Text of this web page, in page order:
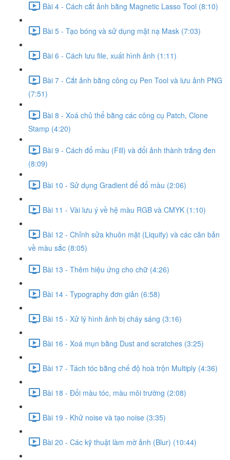
Bài 4 - Cách cắt ảnh bằng Magnetic Lasso Tool (8:10)
Bài 5 - Tạo bóng và sử dụng mặt nạ Mask (7:03)
Bài 6 - Cách lưu file, xuất hình ảnh (1:11)
Bài 7 - Cắt ảnh bằng công cụ Pen Tool và lưu ảnh PNG
(7:51)
Bài 8 - Xoá chủ thể bằng các công cụ Patch, Clone
Stamp (4:20)
Bài 9 - Cách đổ màu (Fill) và đổi ảnh thành trắng đen
(8:09)
Bài 10 - Sử dụng Gradient để đổ màu (2:06)
Bài 11 - Vài lưu ý về hệ màu RGB và CMYK (1:10)
Bài 12 - Chỉnh sửa khuôn mặt (Liquify) và các căn bản
về màu sắc (8:05)
Bài 13 - Thêm hiệu ứng cho chữ (4:26)
Bài 14 - Typography đơn giản (6:58)
Bài 15 - Xử lý hình ảnh bị cháy sáng (3:16)
Bài 16 - Xoá mụn bằng Dust and scratches (3:25)
Bài 17 - Tách tóc bằng chế độ hoà trộn Multiply (4:36)
Bài 18 - Đổi màu tóc, màu môi trường (2:08)
Bài 19 - Khử noise và tạo noise (3:35)
Bài 20 - Các kỹ thuật làm mờ ảnh (Blur) (10:44)